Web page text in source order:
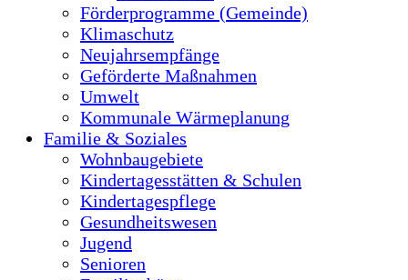
Förderprogramme (Gemeinde)
Klimaschutz
Neujahrsempfänge
Geförderte Maßnahmen
Umwelt
Kommunale Wärmeplanung
Familie & Soziales
Wohnbaugebiete
Kindertagesstätten & Schulen
Kindertagespflege
Gesundheitswesen
Jugend
Senioren